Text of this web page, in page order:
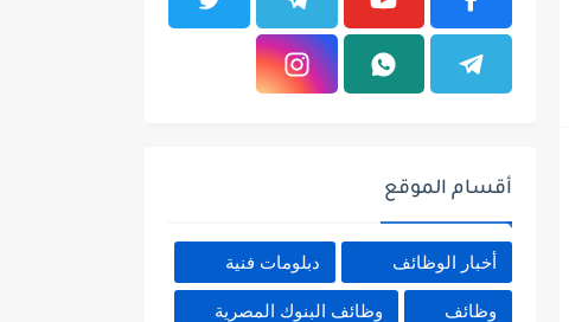
أقسام الموقع
أخبار الوظائف دبلومات فنية
وظائف وظائف البنوك المصرية